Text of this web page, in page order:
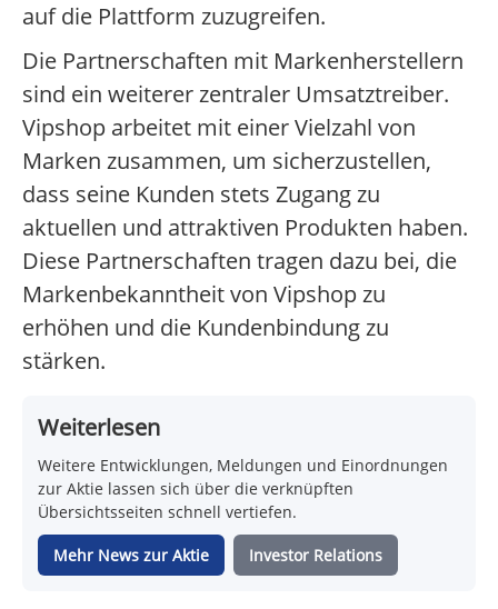
auf die Plattform zuzugreifen.
Die Partnerschaften mit Markenherstellern
sind ein weiterer zentraler Umsatztreiber.
Vipshop arbeitet mit einer Vielzahl von
Marken zusammen, um sicherzustellen,
dass seine Kunden stets Zugang zu
aktuellen und attraktiven Produkten haben.
Diese Partnerschaften tragen dazu bei, die
Markenbekanntheit von Vipshop zu
erhöhen und die Kundenbindung zu
stärken.
Weiterlesen
Weitere Entwicklungen, Meldungen und Einordnungen
zur Aktie lassen sich über die verknüpften
Übersichtsseiten schnell vertiefen.
Mehr News zur Aktie Investor Relations